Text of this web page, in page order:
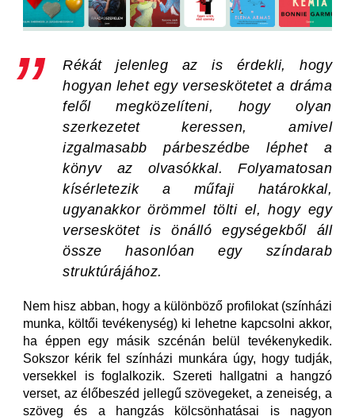
Rékát jelenleg az is érdekli, hogy
hogyan lehet egy verseskötetet a dráma
felől megközelíteni, hogy olyan
szerkezetet keressen, amivel
izgalmasabb párbeszédbe léphet a
könyv az olvasókkal. Folyamatosan
kísérletezik a műfaji határokkal,
ugyanakkor örömmel tölti el, hogy egy
verseskötet is önálló egységekből áll
össze hasonlóan egy színdarab
struktúrájához.
Nem hisz abban, hogy a különböző profilokat (színházi
munka, költői tevékenység) ki lehetne kapcsolni akkor,
ha éppen egy másik szcénán belül tevékenykedik.
Sokszor kérik fel színházi munkára úgy, hogy tudják,
versekkel is foglalkozik. Szereti hallgatni a hangzó
verset, az élőbeszéd jellegű szövegeket, a zeneiség, a
szöveg és a hangzás kölcsönhatásai is nagyon